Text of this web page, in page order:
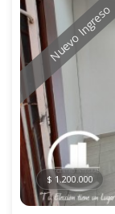
Nuevo Ingreso
$ 1.200.000